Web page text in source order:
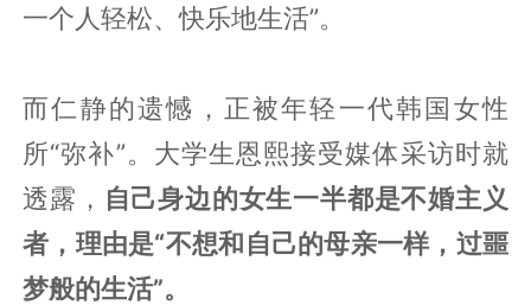
一个人轻松、快乐地生活”。
而仁静的遗憾，正被年轻一代韩国女性
所“弥补”。大学生恩熙接受媒体采访时就
透露， 自己身边的女生一半都是不婚主义
者，理由是“不想和自己的母亲一样，过噩
梦般的生活”。